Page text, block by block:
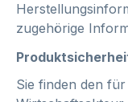
zugehörige
Sie finden den